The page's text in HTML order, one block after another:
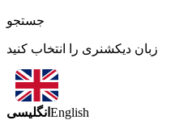
جستجو
زبان دیکشنری را انتخاب کنید
انگلیسی English